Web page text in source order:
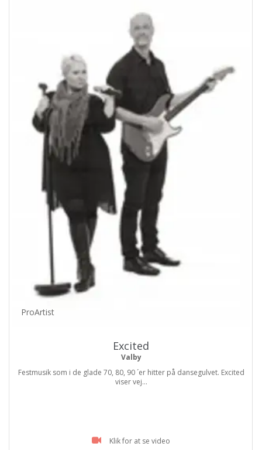
ProArtist
Excited
Valby
Festmusik som i de glade 70, 80, 90 ´er hitter på dansegulvet. Excited
viser vej...
Klik for at se video